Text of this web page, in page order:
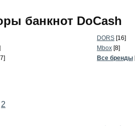
банкнот DoCash
DORS [16]
Mbox [8]
Все бренды
2